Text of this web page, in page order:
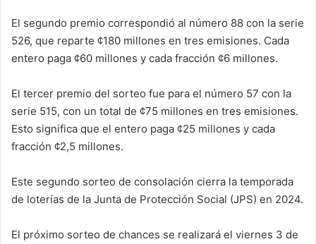
El segundo premio correspondió al número 88 con la serie
526, que reparte ¢180 millones en tres emisiones. Cada
entero paga ¢60 millones y cada fracción ¢6 millones.
El tercer premio del sorteo fue para el número 57 con la
serie 515, con un total de ¢75 millones en tres emisiones.
Esto significa que el entero paga ¢25 millones y cada
fracción ¢2,5 millones.
Este segundo sorteo de consolación cierra la temporada
de loterías de la Junta de Protección Social (JPS) en 2024.
El próximo sorteo de chances se realizará el viernes 3 de